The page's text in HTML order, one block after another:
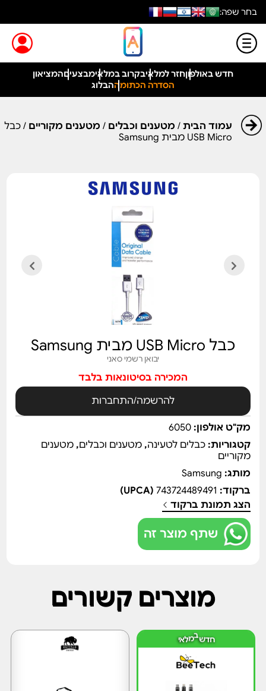
בחר שפה:
חדש באולפוןחזר למלאיבקרוב במלאימבצעיםהמציאון
הסדרה הכתומההבלוג
עמוד הבית/ מטענים וכבלים / מטענים מקוריים / כבל
USB Micro מבית Samsung
כבל USB Micro מבית Samsung
יבואן רשמי סאני
המכירה בסיטונאות בלבד
להרשמה/התחברות
מק"ט אולפון:6050
קטגוריות:כבלים לטעינה,מטענים וכבלים,מטענים
מקוריים
מותג: Samsung
ברקוד: 743724489491
(UPCA)
הצג תמונת ברקוד
שתף מוצר זה
מוצרים קשורים
חדשבמלאי